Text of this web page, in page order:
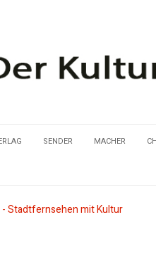
SENDER MACHER